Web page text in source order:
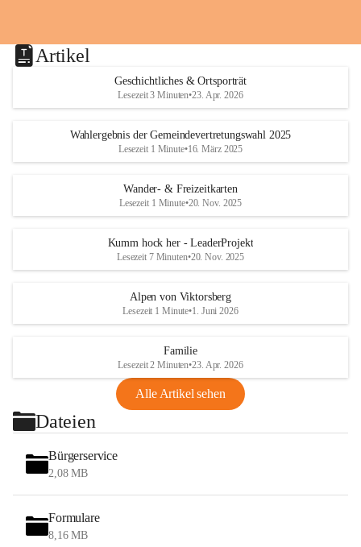
Artikel
Geschichtliches & Ortsporträt
Lesezeit 3 Minuten•23. Apr. 2026
Wahlergebnis der Gemeindevertretungswahl 2025
Lesezeit 1 Minute•16. März 2025
Wander- & Freizeitkarten
Lesezeit 1 Minute•20. Nov. 2025
Kumm hock her - LeaderProjekt
Lesezeit 7 Minuten•20. Nov. 2025
Alpen von Viktorsberg
Lesezeit 1 Minute•1. Juni 2026
Familie
Lesezeit 2 Minuten•23. Apr. 2026
Alle Artikel sehen
Dateien
Bürgerservice
2,08 MB
Formulare
8,16 MB